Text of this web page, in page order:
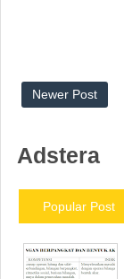
Newer Post
Adstera
Popular Post